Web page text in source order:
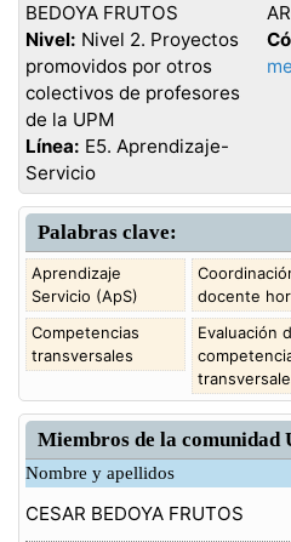
BEDOYA FRUTOS
Nivel: Nivel 2. Proyectos
promovidos por otros
colectivos de profesores
de la UPM
Línea: E5. Aprendizaje-
Servicio
Palabras clave:
Aprendizaje
Servicio (ApS)
Competencias
transversales
docente
Evaluación
Miembros de la comunidad
Nombre y apellidos
CESAR BEDOYA FRUTOS